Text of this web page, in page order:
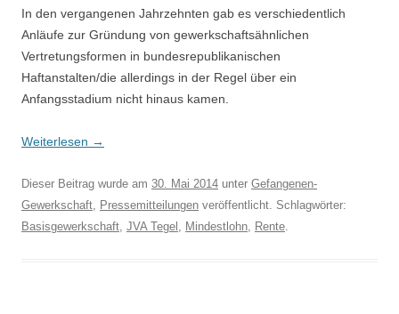
In den vergangenen Jahrzehnten gab es verschiedentlich
Anläufe zur Gründung von gewerkschaftsähnlichen
Vertretungsformen in bundesrepublikanischen
Haftanstalten/die allerdings in der Regel über ein
Anfangsstadium nicht hinaus kamen.
Weiterlesen →
Dieser Beitrag wurde am 30. Mai 2014 unter Gefangenen-
Gewerkschaft
Pressemitteilungen veröffentlicht. Schlagwörter:
Basisgewerkschaft JVA Tegel Mindestlohn Rente